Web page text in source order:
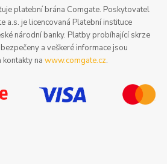
platební brána Comgate. Poskytovatel
a.s. je licencovaná Platební instituce
národní banky. Platby probíhající skrze
a veškeré informace jsou
kontakty nawww.comgate.cz.